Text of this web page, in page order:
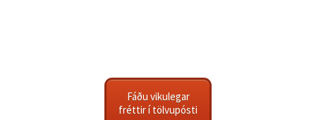
Fáðu vikulegar
fréttir í tölvupósti